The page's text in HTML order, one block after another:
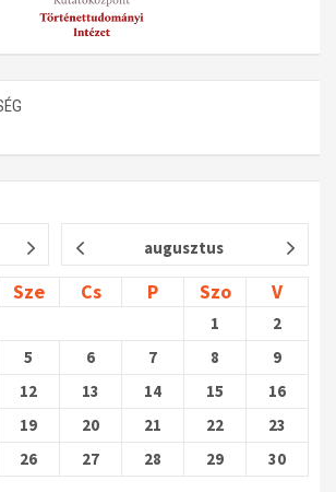
augusztus
Sze Cs P Szo V
1
2
5 6 7 8
9
12 13 14 15
16
19 20 21 22
23
26 27 28 29
30